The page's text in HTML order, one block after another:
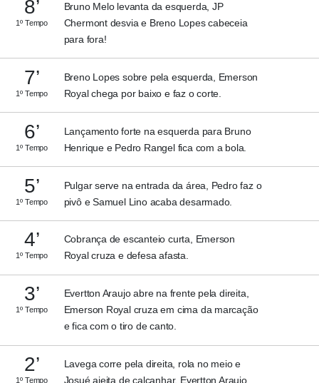
8’
1º Tempo
Bruno Melo levanta da esquerda, JP
Chermont desvia e Breno Lopes cabeceia
para fora!
7’
1º Tempo
Breno Lopes sobre pela esquerda, Emerson
Royal chega por baixo e faz o corte.
6’
1º Tempo
Lançamento forte na esquerda para Bruno
Henrique e Pedro Rangel fica com a bola.
5’
1º Tempo
Pulgar serve na entrada da área, Pedro faz o
pivô e Samuel Lino acaba desarmado.
4’
1º Tempo
Cobrança de escanteio curta, Emerson
Royal cruza e defesa afasta.
3’
1º Tempo
Evertton Araujo abre na frente pela direita,
Emerson Royal cruza em cima da marcação
e fica com o tiro de canto.
2’
1º Tempo
Lavega corre pela direita, rola no meio e
Josué ajeita de calcanhar. Evertton Araujo